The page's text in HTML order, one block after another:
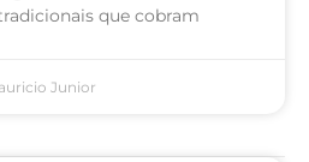
que cobram
Junior